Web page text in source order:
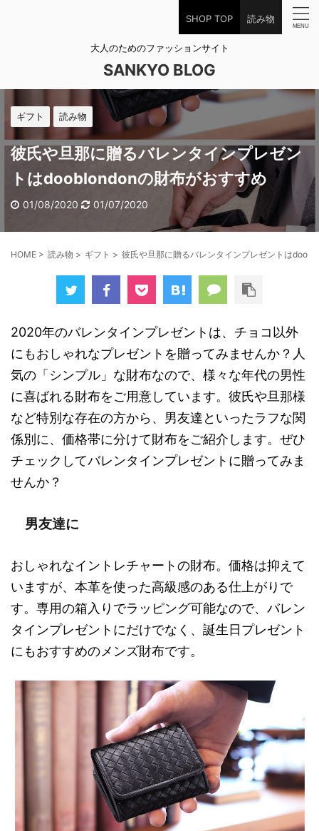
SHOP TOP 読み物
大人のためのファッションサイト
SANKYO BLOG
ギフト 読み物
彼氏や旦那に贈るバレンタインプレゼン
トはdooblondonの財布がおすすめ
01/08/2020 01/07/2020
HOME > 読み物 > ギフト > 彼氏や旦那に贈るバレンタインプレゼントは
2020年のバレンタインプレゼントは、チョコ以外
にもおしゃれなプレゼントを贈ってみませんか？人
気の「シンプル」な財布なので、様々な年代の男性
に喜ばれる財布をご用意しています。彼氏や旦那様
など特別な存在の方から、男友達といったラフな関
係別に、価格帯に分けて財布をご紹介します。ぜひ
チェックしてバレンタインプレゼントに贈ってみま
せんか？
男友達に
おしゃれなイントレチャートの財布。価格は抑えて
いますが、本革を使った高級感のある仕上がりで
す。専用の箱入りでラッピング可能なので、バレン
タインプレゼントにだけでなく、誕生日プレゼント
にもおすすめのメンズ財布です。